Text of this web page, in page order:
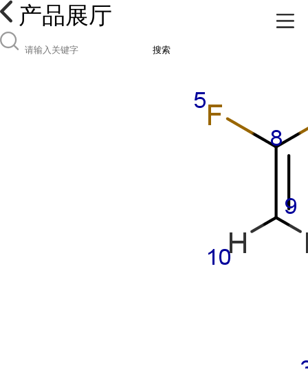
产品展厅
搜索